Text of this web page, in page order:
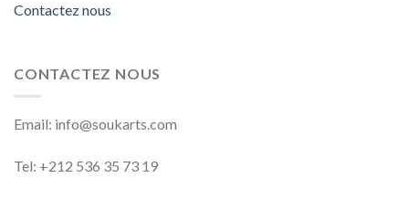
Contactez nous
CONTACTEZ NOUS
Email: info@soukarts.com
Tel: +212 536 35 73 19